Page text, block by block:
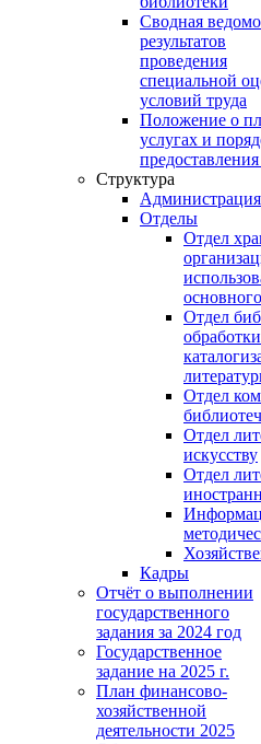
Сводная
результатов
проведения
специальной
условий труда
Положение о
услугах и
Структура
Администрация
Отделы
Отдел
Отдел
Отдел
Отдел
искусству
Отдел
Кадры
Отчёт о выполнении
государственного
задания за 2024 год
Государственное
задание на 2025 г.
План финансово-
хозяйственной
деятельности 2025